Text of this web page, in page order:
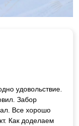
удовольствие.
Забор
Все хорошо
Как доделаем